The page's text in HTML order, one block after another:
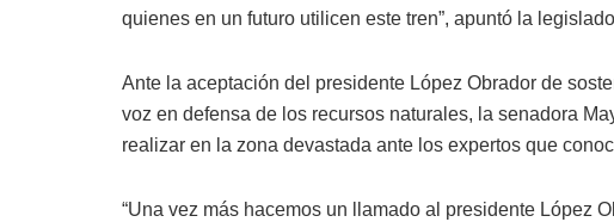
quienes en un futuro utilicen este tren”, apuntó la
Ante la aceptación del presidente López Obrador de
voz en defensa de los recursos naturales, la senadora
realizar en la zona devastada ante los expertos que
“Una vez más hacemos un llamado al presidente López